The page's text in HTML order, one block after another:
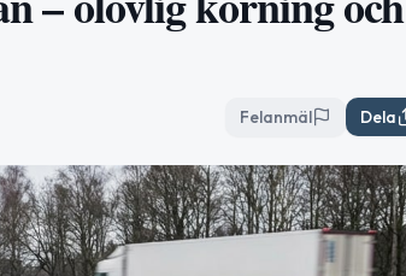
Felanmäl Dela